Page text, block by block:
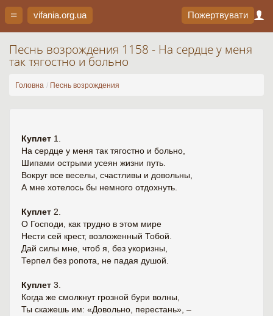
vifania.org.ua Пожертвувати
Песнь возрождения 1158 - На сердце у меня
так тягостно и больно
Головна Песнь возрождения
Куплет 1.
На сердце у меня так тягостно и больно,
Шипами острыми усеян жизни путь.
Вокруг все веселы, счастливы и довольны,
А мне хотелось бы немного отдохнуть.
Куплет 2.
О Господи, как трудно в этом мире
Нести сей крест, возложенный Тобой.
Дай силы мне, чтоб я, без укоризны,
Терпел без ропота, не падая душой.
Куплет 3.
Когда же смолкнут грозной бури волны,
Ты скажешь им: «Довольно, перестань», –